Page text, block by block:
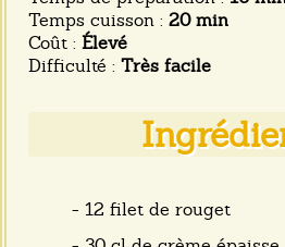
Temps cuisson : 20 min
Coût : Élevé
Difficulté : Très facile
- 12 filet de rouget